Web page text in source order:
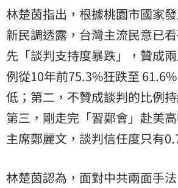
林楚茵指出，根據桃園市國家
新民調透露，台灣主流民意已
先「談判支持度暴跌」，贊成
例從10年前75.3%狂跌至
低；第二，不贊成談判的比例
第三，剛走完「習鄭會」赴美
主席鄭麗文，談判信任度只有
林楚茵認為，面對中共兩面手